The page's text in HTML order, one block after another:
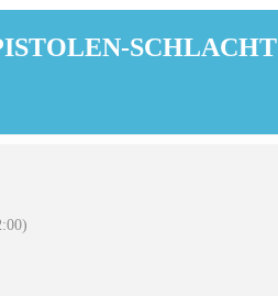
SCHLACHT